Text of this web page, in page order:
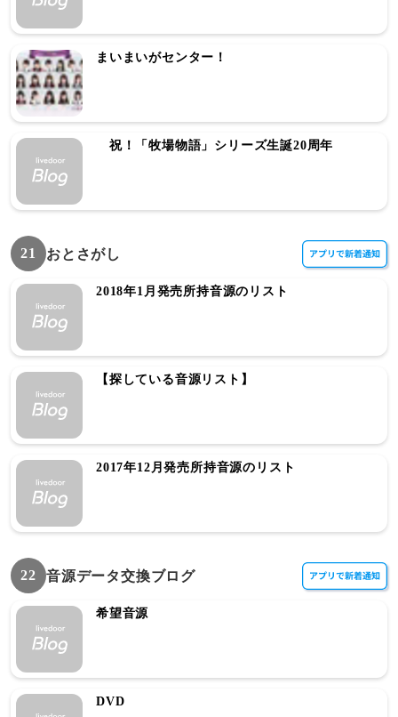
まいまいがセンター！
祝！「牧場物語」シリーズ生誕20周年
21 おとさがし
2018年1月発売所持音源のリスト
【探している音源リスト】
2017年12月発売所持音源のリスト
22 音源データ交換ブログ
希望音源
DVD